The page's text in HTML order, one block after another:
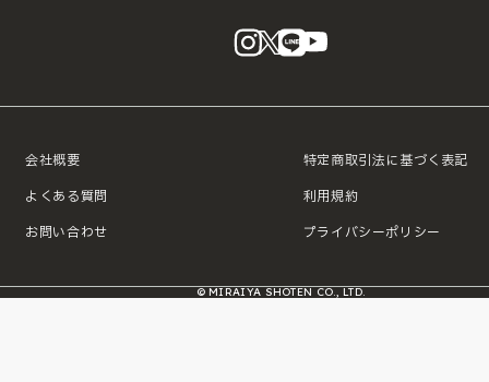
instagram
X LINE
会社概要
よくある質問
お問い合わせ
特定商取引法に基づく表記
利用規約
プライバシーポリシー
© MIRAIYA SHOTEN CO., LTD.